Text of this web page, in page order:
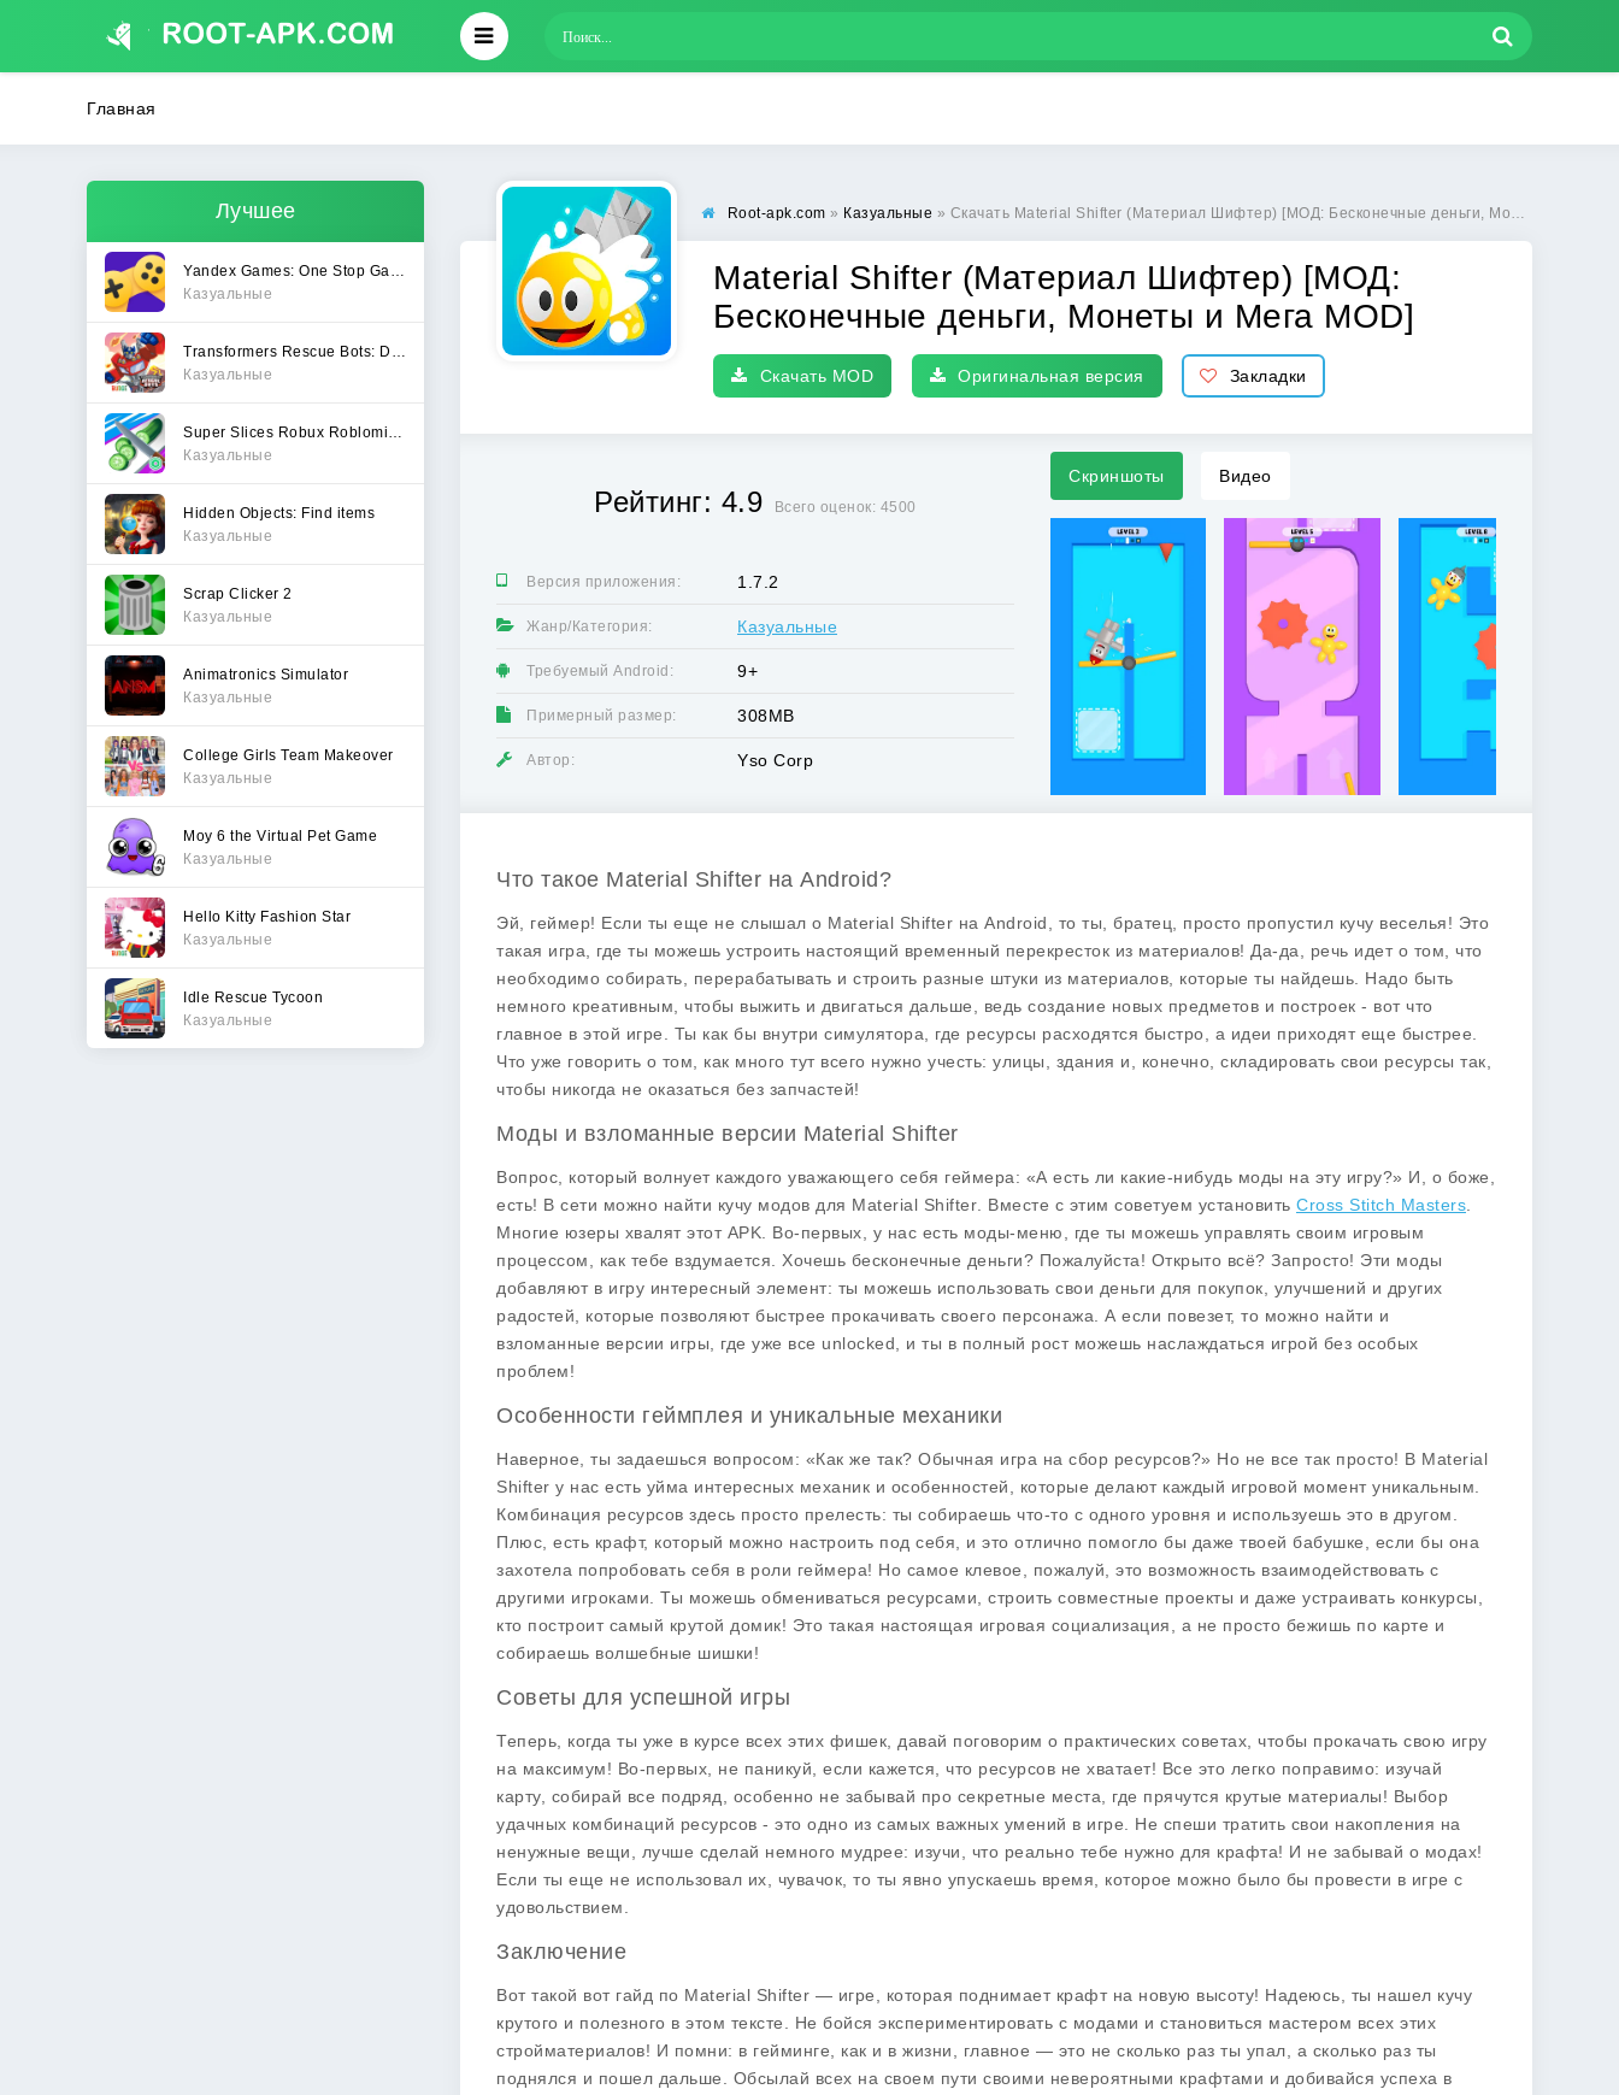
Главная
Лучшее
Казуальные
Казуальные
Казуальные
Hidden Objects: Find items
Казуальные
Scrap Clicker 2
Казуальные
Animatronics Simulator
Казуальные
College Girls Team Makeover
Казуальные
Moy 6 the Virtual Pet Game
Казуальные
Hello Kitty Fashion Star
Казуальные
Idle Rescue Tycoon
Казуальные
Root-apk.com » Казуальные » Скачать Material Shifter (Материал Шифтер) [МОД: Бесконечные деньги, Монеты и Мега MOD] | Взлом Material Shifter на Андроид
Material Shifter (Материал Шифтер) [МОД:
Бесконечные деньги, Монеты и Мега MOD]
Скачать MOD Оригинальная версия Закладки
Рейтинг: 4.9 Всего оценок: 4500
Версия приложения: 1.7.2
Жанр/Категория: Казуальные
Требуемый Android: 9+
Примерный размер: 308MB
Автор: Yso Corp
Скриншоты Видео
Что такое Material Shifter на Android?
Эй, геймер! Если ты еще не слышал о Material Shifter на Android, то ты, братец, просто пропустил кучу веселья! Это
такая игра, где ты можешь устроить настоящий временный перекресток из материалов! Да-да, речь идет о том, что
необходимо собирать, перерабатывать и строить разные штуки из материалов, которые ты найдешь. Надо быть
немного креативным, чтобы выжить и двигаться дальше, ведь создание новых предметов и построек - вот что
главное в этой игре. Ты как бы внутри симулятора, где ресурсы расходятся быстро, а идеи приходят еще быстрее.
Что уже говорить о том, как много тут всего нужно учесть: улицы, здания и, конечно, складировать свои ресурсы так,
чтобы никогда не оказаться без запчастей!
Моды и взломанные версии Material Shifter
Вопрос, который волнует каждого уважающего себя геймера: «А есть ли какие-нибудь моды на эту игру?» И, о боже,
есть! В сети можно найти кучу модов для Material Shifter . Вместе с этим советуем установить Cross Stitch Masters
Многие юзеры хвалят этот APK. Во-первых, у нас есть моды-меню, где ты можешь управлять своим игровым
процессом, как тебе вздумается. Хочешь бесконечные деньги? Пожалуйста! Открыто всё? Запросто! Эти моды
добавляют в игру интересный элемент: ты можешь использовать свои деньги для покупок, улучшений и других
радостей, которые позволяют быстрее прокачивать своего персонажа. А если повезет, то можно найти и
взломанные версии игры, где уже все unlocked, и ты в полный рост можешь наслаждаться игрой без особых
проблем!
Особенности геймплея и уникальные механики
Наверное, ты задаешься вопросом: «Как же так? Обычная игра на сбор ресурсов?» Но не все так просто! В Material
Shifter у нас есть уйма интересных механик и особенностей, которые делают каждый игровой момент уникальным.
Комбинация ресурсов здесь просто прелесть: ты собираешь что-то с одного уровня и используешь это в другом.
Плюс, есть крафт, который можно настроить под себя, и это отлично помогло бы даже твоей бабушке, если бы она
захотела попробовать себя в роли геймера! Но самое клевое, пожалуй, это возможность взаимодействовать с
другими игроками. Ты можешь обмениваться ресурсами, строить совместные проекты и даже устраивать конкурсы,
кто построит самый крутой домик! Это такая настоящая игровая социализация, а не просто бежишь по карте и
собираешь волшебные шишки!
Советы для успешной игры
Теперь, когда ты уже в курсе всех этих фишек, давай поговорим о практических советах, чтобы прокачать свою игру
на максимум! Во-первых, не паникуй, если кажется, что ресурсов не хватает! Все это легко поправимо: изучай
карту, собирай все подряд, особенно не забывай про секретные места, где прячутся крутые материалы! Выбор
удачных комбинаций ресурсов - это одно из самых важных умений в игре. Не спеши тратить свои накопления на
ненужные вещи, лучше сделай немного мудрее: изучи, что реально тебе нужно для крафта! И не забывай о модах!
Если ты еще не использовал их, чувачок, то ты явно упускаешь время, которое можно было бы провести в игре с
удовольствием.
Заключение
Вот такой вот гайд по Material Shifter — игре, которая поднимает крафт на новую высоту! Надеюсь, ты нашел кучу
крутого и полезного в этом тексте. Не бойся экспериментировать с модами и становиться мастером всех этих
стройматериалов! И помни: в гейминге, как и в жизни, главное — это не сколько раз ты упал, а сколько раз ты
поднялся и пошел дальше. Обсылай всех на своем пути своими невероятными крафтами и добивайся успеха в